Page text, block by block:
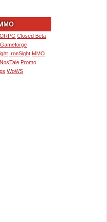
Closed Beta
Gameforge
IronSight MMO
NosTale Promo
WoWS